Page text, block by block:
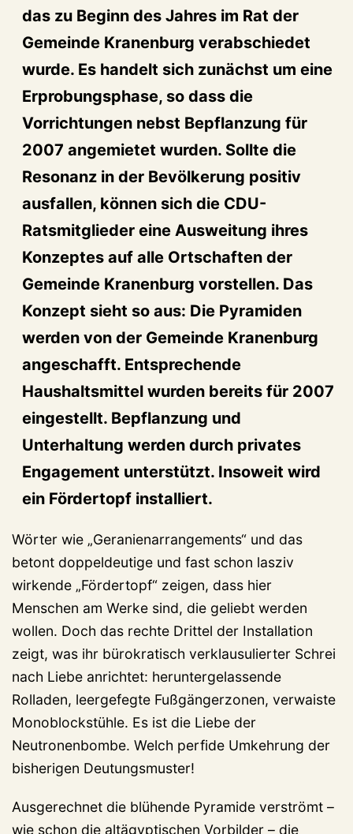
das zu Beginn des Jahres im Rat der
Gemeinde Kranenburg verabschiedet
wurde. Es handelt sich zunächst um eine
Erprobungsphase, so dass die
Vorrichtungen nebst Bepflanzung für
2007 angemietet wurden. Sollte die
Resonanz in der Bevölkerung positiv
ausfallen, können sich die CDU-
Ratsmitglieder eine Ausweitung ihres
Konzeptes auf alle Ortschaften der
Gemeinde Kranenburg vorstellen. Das
Konzept sieht so aus: Die Pyramiden
werden von der Gemeinde Kranenburg
angeschafft. Entsprechende
Haushaltsmittel wurden bereits für 2007
eingestellt. Bepflanzung und
Unterhaltung werden durch privates
Engagement unterstützt. Insoweit wird
ein Fördertopf installiert.
Wörter wie „Geranienarrangements“ und das
betont doppeldeutige und fast schon lasziv
wirkende „Fördertopf“ zeigen, dass hier
Menschen am Werke sind, die geliebt werden
wollen. Doch das rechte Drittel der Installation
zeigt, was ihr bürokratisch verklausulierter Schrei
nach Liebe anrichtet: heruntergelassende
Rolladen, leergefegte Fußgängerzonen, verwaiste
Monoblockstühle. Es ist die Liebe der
Neutronenbombe. Welch perfide Umkehrung der
bisherigen Deutungsmuster!
Ausgerechnet die blühende Pyramide verströmt –
wie schon die altägyptischen Vorbilder – die